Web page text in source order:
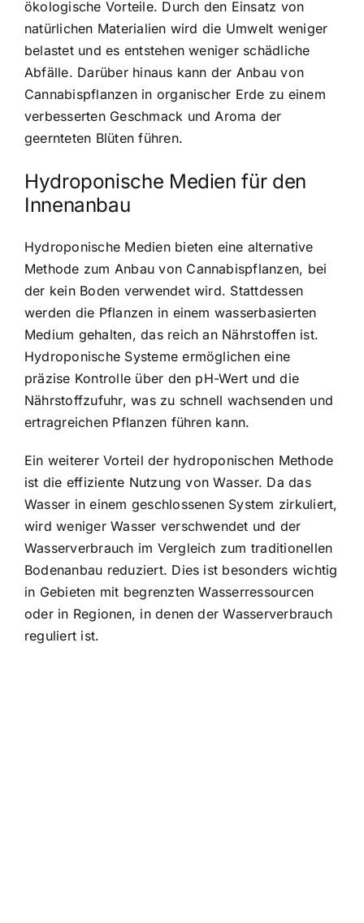
ökologische Vorteile. Durch den Einsatz von
natürlichen Materialien wird die Umwelt weniger
belastet und es entstehen weniger schädliche
Abfälle. Darüber hinaus kann der Anbau von
Cannabispflanzen in organischer Erde zu einem
verbesserten Geschmack und Aroma der
geernteten Blüten führen.
Hydroponische Medien für den
Innenanbau
Hydroponische Medien bieten eine alternative
Methode zum Anbau von Cannabispflanzen, bei
der kein Boden verwendet wird. Stattdessen
werden die Pflanzen in einem wasserbasierten
Medium gehalten, das reich an Nährstoffen ist.
Hydroponische Systeme ermöglichen eine
präzise Kontrolle über den pH-Wert und die
Nährstoffzufuhr, was zu schnell wachsenden und
ertragreichen Pflanzen führen kann.
Ein weiterer Vorteil der hydroponischen Methode
ist die effiziente Nutzung von Wasser. Da das
Wasser in einem geschlossenen System zirkuliert,
wird weniger Wasser verschwendet und der
Wasserverbrauch im Vergleich zum traditionellen
Bodenanbau reduziert. Dies ist besonders wichtig
in Gebieten mit begrenzten Wasserressourcen
oder in Regionen, in denen der Wasserverbrauch
reguliert ist.